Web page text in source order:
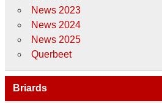
News 2023
News 2024
News 2025
Querbeet
Briards